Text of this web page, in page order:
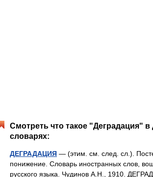
Смотреть что такое "Деградация" в
словарях:
ДЕГРАДАЦИЯ — (этим. см. след. сл.).
понижение. Словарь иностранных слов,
русского языка. Чудинов А.Н., 1910.